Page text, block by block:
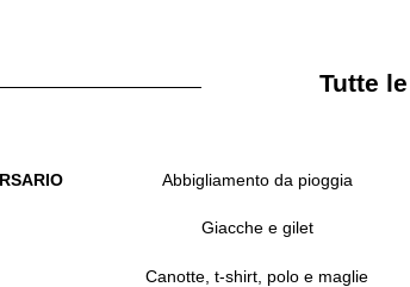
Tutte
Abbigliamento da pioggia
Giacche e gilet
Canotte, t-shirt, polo e maglie